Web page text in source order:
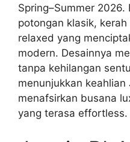
Spring–Summer
potongan klasik,
relaxed yang
modern. Desainnya
tanpa kehilangan
menunjukkan keahlian
menafsirkan busana
yang terasa effortless.